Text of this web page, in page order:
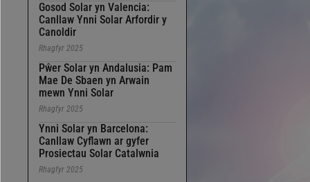
Gosod Solar yn Valencia:
Canllaw Ynni Solar Arfordir y
Canoldir
Rhagfyr 2025
Pŵer Solar yn Andalusia: Pam
Mae De Sbaen yn Arwain
mewn Ynni Solar
Rhagfyr 2025
Ynni Solar yn Barcelona:
Canllaw Cyflawn ar gyfer
Prosiectau Solar Catalwnia
Rhagfyr 2025